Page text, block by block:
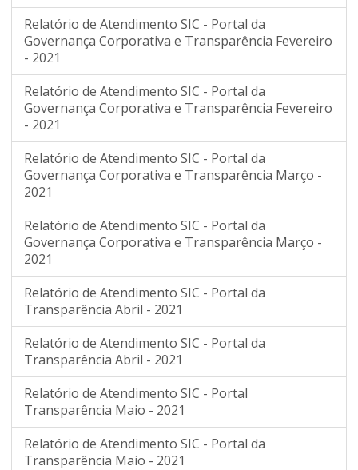
Relatório de Atendimento SIC - Portal da
Governança Corporativa e Transparência Fevereiro
- 2021
Relatório de Atendimento SIC - Portal da
Governança Corporativa e Transparência Fevereiro
- 2021
Relatório de Atendimento SIC - Portal da
Governança Corporativa e Transparência Março -
2021
Relatório de Atendimento SIC - Portal da
Governança Corporativa e Transparência Março -
2021
Relatório de Atendimento SIC - Portal da
Transparência Abril - 2021
Relatório de Atendimento SIC - Portal da
Transparência Abril - 2021
Relatório de Atendimento SIC - Portal
Transparência Maio - 2021
Relatório de Atendimento SIC - Portal da
Transparência Maio - 2021